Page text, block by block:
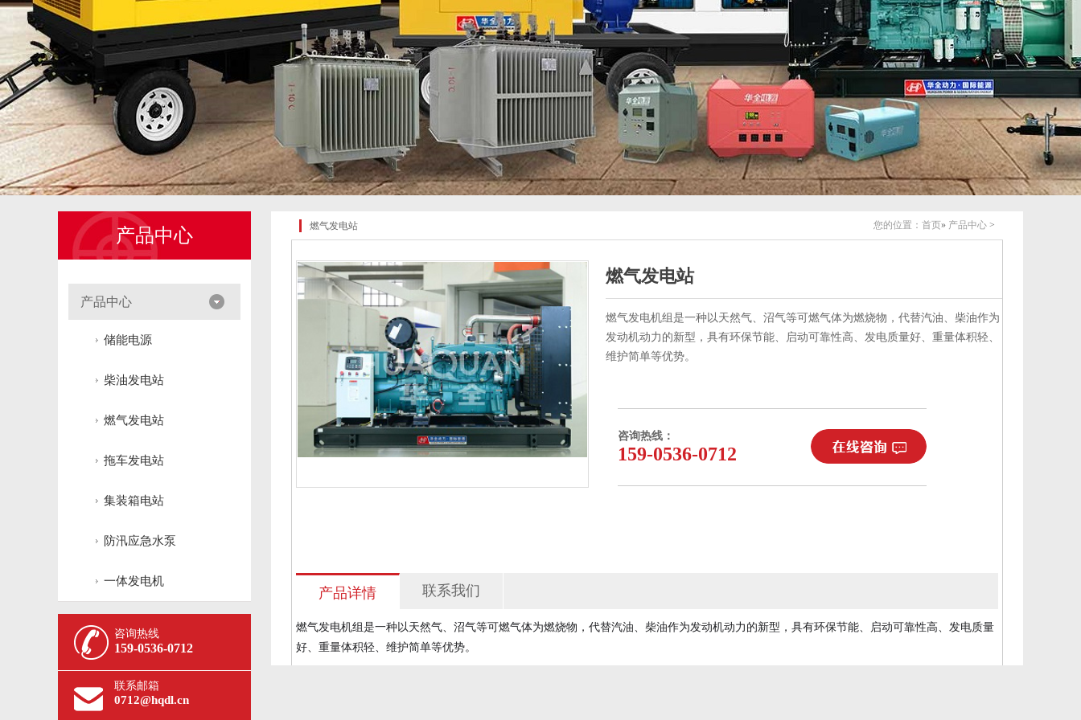
产品中心
产品中心
储能电源
柴油发电站
燃气发电站
拖车发电站
集装箱电站
防汛应急水泵
一体发电机
咨询热线
159-0536-0712
联系邮箱
0712@hqdl.cn
燃气发电站 您的位置： 首页» 产品中心 >
燃气发电站
燃气发电机组是一种以天然气、沼气等可燃气体为燃烧物，代替汽油、柴油作为
发动机动力的新型，具有环保节能、启动可靠性高、发电质量好、重量体积轻、
维护简单等优势。
咨询热线：
159-0536-0712
产品详情 联系我们
燃气发电机组是一种以天然气、沼气等可燃气体为燃烧物，代替汽油、柴油作为发动机动力的新型，具有环保节能、启动可靠性高、发电质量
好、重量体积轻、维护简单等优势。